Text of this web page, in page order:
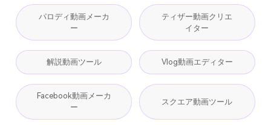
パロディ動画メーカ
ー
ティザー動画クリエ
イター
解説動画ツール Vlog動画エディター
Facebook動画メーカ
ー
スクエア動画ツール